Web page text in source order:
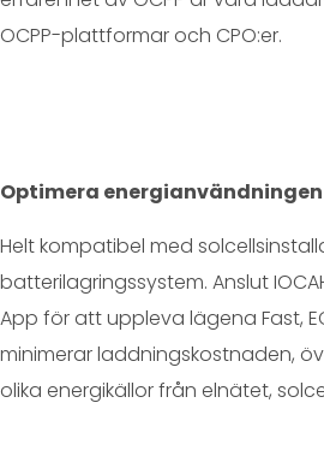
OCPP-plattformar och CPO:er.
Optimera energianvändningen
Helt kompatibel med
batterilagringssystem. Anslut
App för att uppleva lägena Fast,
minimerar laddningskostnaden,
olika energikällor från elnätet,